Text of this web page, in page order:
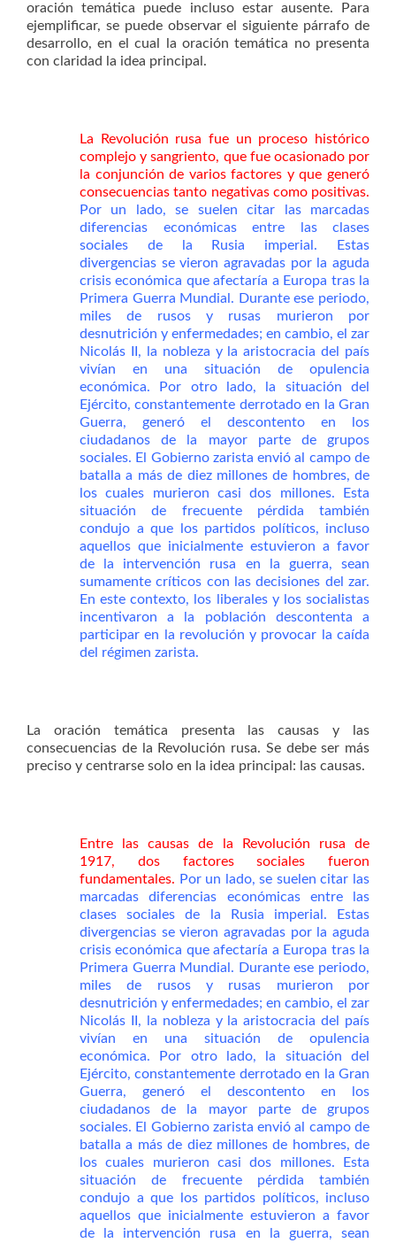
oración temática puede incluso estar ausente. Para
ejemplificar, se puede observar el siguiente párrafo de
desarrollo, en el cual la oración temática no presenta
con claridad la idea principal.
La Revolución rusa fue un proceso histórico
complejo y sangriento, que fue ocasionado por
la conjunción de varios factores y que generó
consecuencias tanto negativas como positivas.
Por un lado, se suelen citar las marcadas
diferencias económicas entre las clases
sociales de la Rusia imperial. Estas
divergencias se vieron agravadas por la aguda
crisis económica que afectaría a Europa tras la
Primera Guerra Mundial. Durante ese periodo,
miles de rusos y rusas murieron por
desnutrición y enfermedades; en cambio, el zar
Nicolás II, la nobleza y la aristocracia del país
vivían en una situación de opulencia
económica. Por otro lado, la situación del
Ejército, constantemente derrotado en la Gran
Guerra, generó el descontento en los
ciudadanos de la mayor parte de grupos
sociales. El Gobierno zarista envió al campo de
batalla a más de diez millones de hombres, de
los cuales murieron casi dos millones. Esta
situación de frecuente pérdida también
condujo a que los partidos políticos, incluso
aquellos que inicialmente estuvieron a favor
de la intervención rusa en la guerra, sean
sumamente críticos con las decisiones del zar.
En este contexto, los liberales y los socialistas
incentivaron a la población descontenta a
participar en la revolución y provocar la caída
del régimen zarista.
La oración temática presenta las causas y las
consecuencias de la Revolución rusa. Se debe ser más
preciso y centrarse solo en la idea principal: las causas.
Entre las causas de la Revolución rusa de
1917, dos factores sociales fueron
fundamentales. Por un lado, se suelen citar las
marcadas diferencias económicas entre las
clases sociales de la Rusia imperial. Estas
divergencias se vieron agravadas por la aguda
crisis económica que afectaría a Europa tras la
Primera Guerra Mundial. Durante ese periodo,
miles de rusos y rusas murieron por
desnutrición y enfermedades; en cambio, el zar
Nicolás II, la nobleza y la aristocracia del país
vivían en una situación de opulencia
económica. Por otro lado, la situación del
Ejército, constantemente derrotado en la Gran
Guerra, generó el descontento en los
ciudadanos de la mayor parte de grupos
sociales. El Gobierno zarista envió al campo de
batalla a más de diez millones de hombres, de
los cuales murieron casi dos millones. Esta
situación de frecuente pérdida también
condujo a que los partidos políticos, incluso
aquellos que inicialmente estuvieron a favor
de la intervención rusa en la guerra, sean